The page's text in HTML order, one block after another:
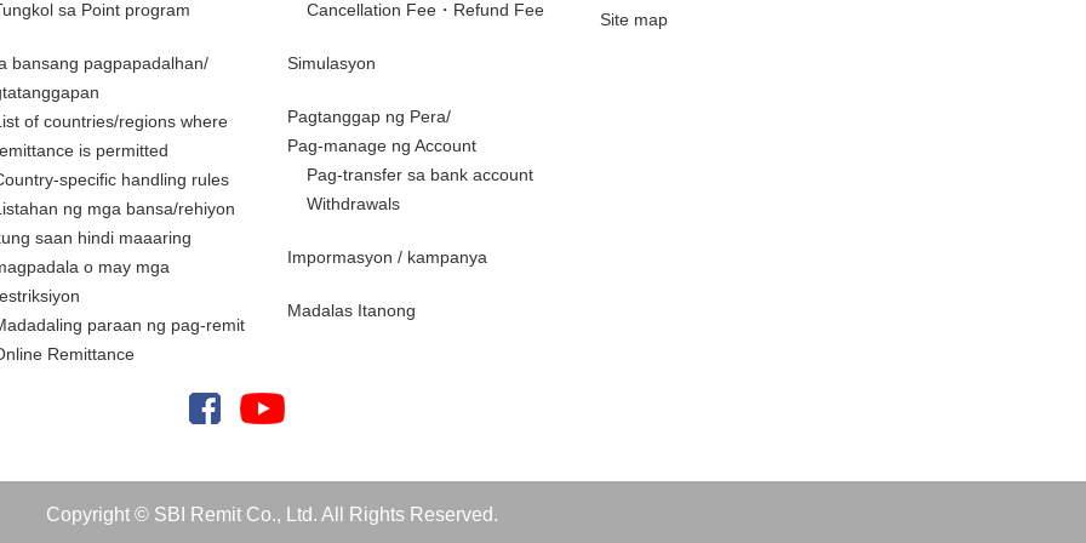
sa Point program
bansang pagpapadalhan/
of countries/regions where
is permitted
specific handling rules
ng mga bansa/rehiyon
saan hindi maaaring
o may mga
paraan ng pag-remit
Remittance
Cancellation Fee・Refund Fee
Simulasyon
Pagtanggap ng Pera/
Pag-manage ng Account
Pag-transfer sa bank account
Withdrawals
Impormasyon / kampanya
Madalas Itanong
Site map
Copyright © SBI Remit Co., Ltd. All Rights Reserved.